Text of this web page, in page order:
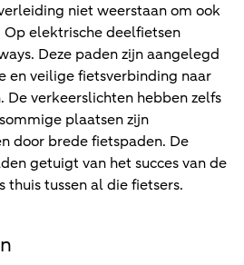
niet weerstaan om ook
elektrische deelfietsen
Deze paden zijn aangelegd
en veilige fietsverbinding naar
De verkeerslichten hebben zelfs
sommige plaatsen zijn
door brede fietspaden. De
getuigt van het succes van de
thuis tussen al die fietsers.